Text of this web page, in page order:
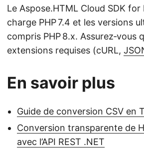
Le Aspose.HTML Cloud SDK for
charge PHP 7.4 et les versions
compris PHP 8.x. Assurez‑vous
extensions requises (cURL,
En savoir plus
Guide de conversion CSV en
Conversion transparente de
avec l’API REST .NET